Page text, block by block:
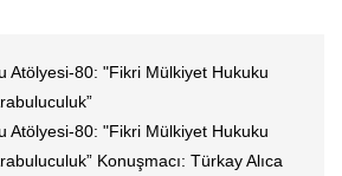
Atölyesi-80: "Fikri Mülkiyet Hukuku
Atölyesi-80: "Fikri Mülkiyet Hukuku
Konuşmacı: Türkay Alıca